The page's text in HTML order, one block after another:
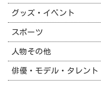
グッズ・イベント
スポーツ
人物その他
俳優・モデル・タレント